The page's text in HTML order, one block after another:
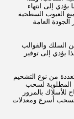
إلى انتهاء
العيوب السطحية
العامة
السلك والقوالب
يؤدي إلى توفير
من نوع التشحيم
المطلوبة لسحب
للأسلاك بالمرور
أسرع ومعدلات